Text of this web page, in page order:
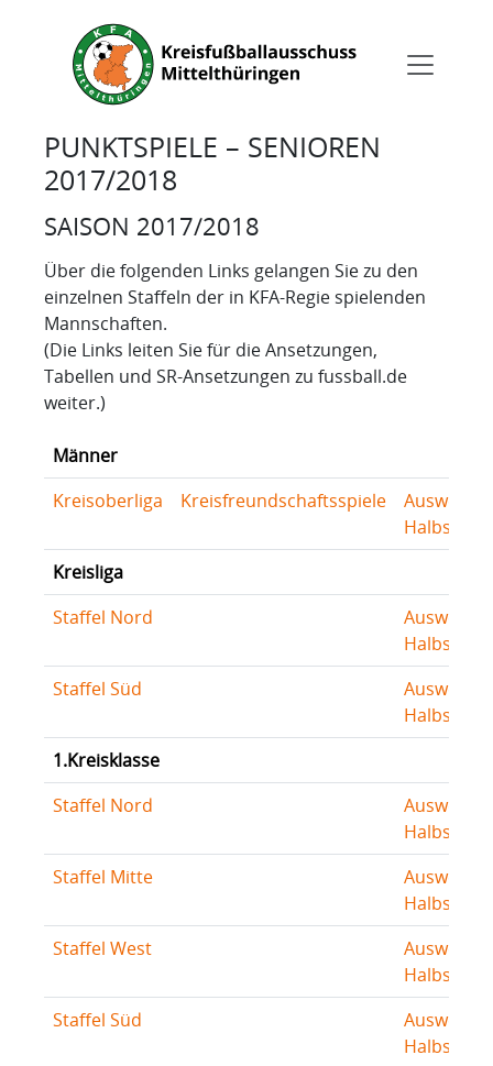
PUNKTSPIELE – SENIOREN
2017/2018
SAISON 2017/2018
Über die folgenden Links gelangen Sie zu den
einzelnen Staffeln der in KFA-Regie spielenden
Mannschaften.
(Die Links leiten Sie für die Ansetzungen,
Tabellen und SR-Ansetzungen zu fussball.de
weiter.)
Männer
Kreisoberliga
Kreisfreundschaftsspiele
Halbserie
Kreisliga
Staffel Nord
Halbserie
Staffel Süd
Halbserie
1.Kreisklasse
Staffel Nord
Halbserie
Staffel Mitte
Halbserie
Staffel West
Halbserie
Staffel Süd
Halbserie